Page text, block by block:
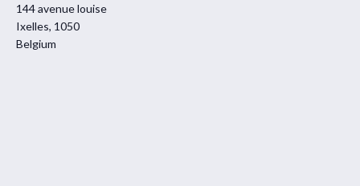
144 avenue louise
Ixelles, 1050
Belgium